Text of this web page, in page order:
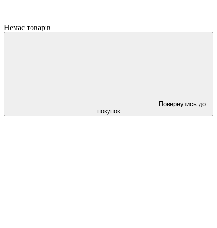
Немає товарів
Повернутись до
покупок